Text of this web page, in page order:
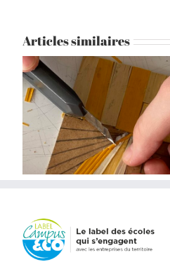
Articles similaires
AVENIR PRO